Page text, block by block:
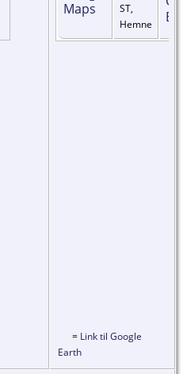
ST,
Hemne
= Link til Google
Earth